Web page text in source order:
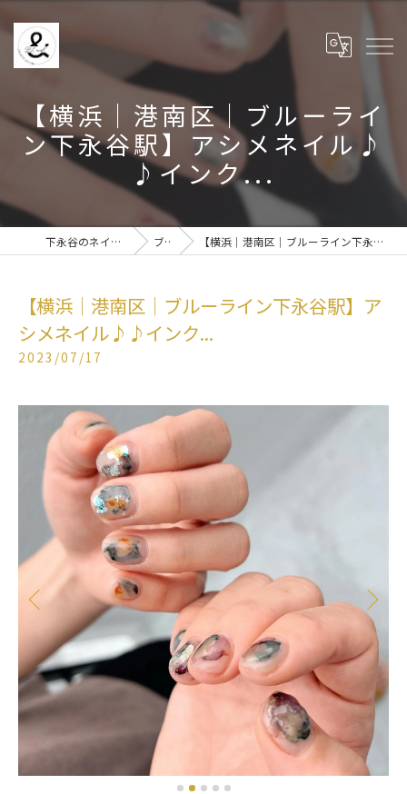
【横浜│港南区│ブルーライ
ン下永谷駅】アシメネイル♪
♪インク...
下永谷のネイルなら& BE nail ブログ 【横浜│港南区│ブルーライン下永谷駅】アシメネイル♪♪インク...
【横浜│港南区│ブルーライン下永谷駅】ア
シメネイル♪♪インク...
2023/07/17